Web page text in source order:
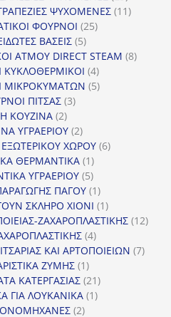
προϊόντα
ΨΥΧΟΜΕΝΕΣ 1111
ΦΟΥΡΝΟΙ 2525
ΒΑΣΕΙΣ 55
προϊόντα
ΑΤΜΟΥ DIRECT STEAM 88
44
προϊόντα
ΜΙΚΡΟΚΥΜΑΤΩΝ 55
ΠΙΤΣΑΣ 33
ΚΟΥΖΙΝΑ 22
προϊόντα
ΥΓΡΑΕΡΙΟΥ 22
προϊόντα
ΧΩΡΟΥ 66
ΘΕΡΜΑΝΤΙΚΑ 11
προϊόν
ΥΓΡΑΕΡΙΟΥ 55
προϊόντα
ΠΑΓΟΥ 11
προϊόν
ΣΚΛΗΡΟ ΧΙΟΝΙ 11
προϊόν
ΖΑΧΑΡΟΠΛΑΣΤΙΚΗΣ 1212
44
προϊόντα
ΚΑΙ ΑΡΤΟΠΟΙΕΙΩΝ 77
ΖΥΜΗΣ 11
προϊόν
ΚΑΤΕΡΓΑΣΙΑΣ 2121
προϊόντα
ΓΙΑ ΛΟΥΚΑΝΙΚΑ 11
22